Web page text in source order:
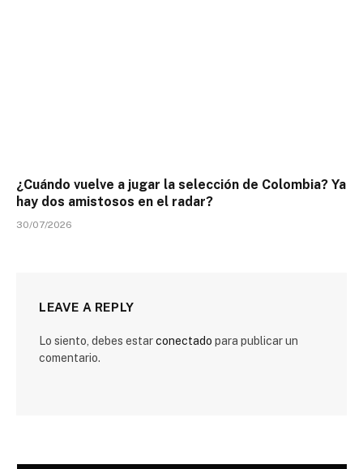
¿Cuándo vuelve a jugar la selección de Colombia? Ya
hay dos amistosos en el radar?
30/07/2026
LEAVE A REPLY
Lo siento, debes estarconectado para publicar un
comentario.